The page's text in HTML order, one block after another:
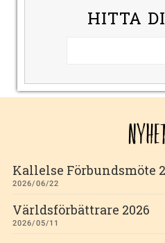
HITTA
Kallelse Förbundsmöte
2026/06/22
Världsförbättrare 2026
2026/05/11